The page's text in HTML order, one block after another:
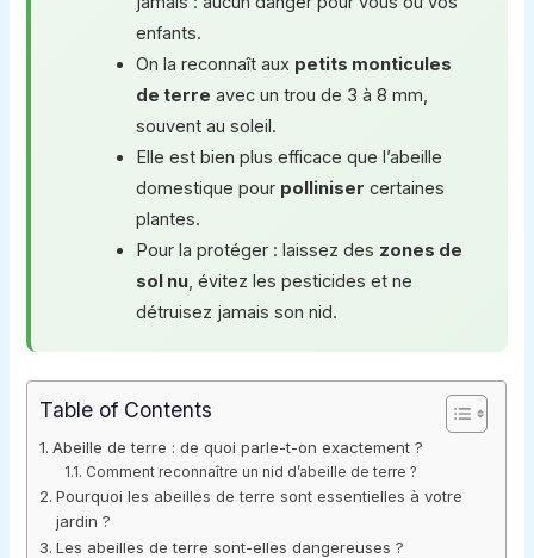
enfants.
On la reconnaît aux petits monticules
de terre avec un trou de 3 à 8 mm,
souvent au soleil.
Elle est bien plus efficace que l’abeille
domestique pour polliniser certaines
plantes.
Pour la protéger : laissez des zones de
sol nu, évitez les pesticides et ne
détruisez jamais son nid.
Table of Contents
Abeille de terre : de quoi parle-t-on exactement ?
Comment reconnaître un nid d’abeille de terre ?
Pourquoi les abeilles de terre sont essentielles à votre
jardin ?
Les abeilles de terre sont-elles dangereuses ?